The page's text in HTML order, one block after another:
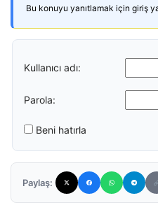
Bu konuyu yanıtlamak için giriş
Kullanıcı adı:
Parola:
Beni hatırla
Paylaş: